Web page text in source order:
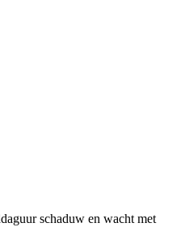
schaduw en wacht met